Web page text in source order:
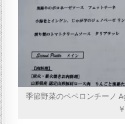
季節野菜のペペロンチーノ